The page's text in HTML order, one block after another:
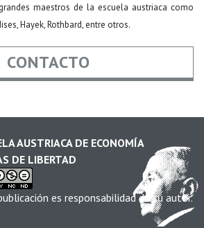
maestros de la escuela austriaca como
Hayek, Rothbard, entre otros.
CONTACTO
AUSTRIACA DE ECONOMÍA
DE LIBERTAD
es responsabilidad de su autor.